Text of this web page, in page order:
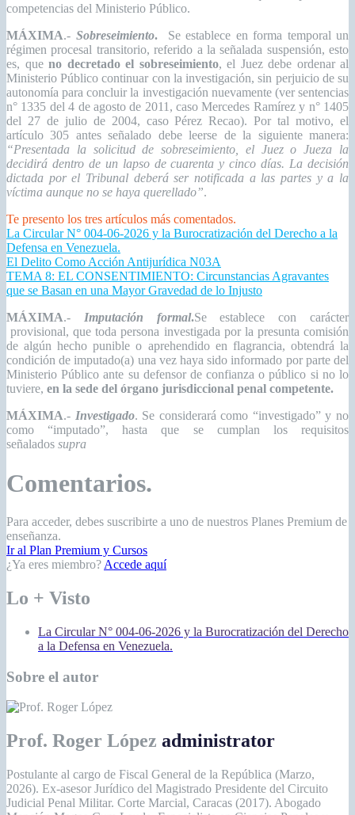
competencias del Ministerio Público.
MÁXIMA.- Sobreseimiento.Se establece en forma temporal un
régimen procesal transitorio, referido a la señalada suspensión, esto
es, que no decretado el sobreseimiento, el Juez debe ordenar al
Ministerio Público continuar con la investigación, sin perjuicio de su
autonomía para concluir la investigación nuevamente (ver sentencias
n° 1335 del 4 de agosto de 2011, caso Mercedes Ramírez y n° 1405
del 27 de julio de 2004, caso Pérez Recao). Por tal motivo, el
artículo 305 antes señalado debe leerse de la siguiente manera:
“Presentada la solicitud de sobreseimiento, el Juez o Jueza la
decidirá dentro de un lapso de cuarenta y cinco días. La decisión
dictada por el Tribunal deberá ser notificada a las partes y a la
víctima aunque no se haya querellado”.
Te presento los tres artículos más comentados.
La Circular N° 004-06-2026 y la Burocratización del Derecho a la
Defensa en Venezuela.
El Delito Como Acción Antijurídica N03A
TEMA 8: EL CONSENTIMIENTO: Circunstancias Agravantes
que se Basan en una Mayor Gravedad de lo Injusto
MÁXIMA.- Imputación formal.Se establece con carácter
provisional, que toda persona investigada por la presunta comisión
de algún hecho punible o aprehendido en flagrancia, obtendrá la
condición de imputado(a) una vez haya sido informado por parte del
Ministerio Público ante su defensor de confianza o público si no lo
tuviere, en la sede del órgano jurisdiccional penal competente.
MÁXIMA.- Investigado. Se considerará como “investigado” y no
como “imputado”, hasta que se cumplan los requisitos
señalados supra
Comentarios.
Para acceder, debes suscribirte a uno de nuestros Planes Premium de
enseñanza.
Ir al Plan Premium y Cursos
¿Ya eres miembro? Accede aquí
Lo + Visto
La Circular N° 004-06-2026 y la Burocratización del Derecho
a la Defensa en Venezuela.
Sobre el autor
Prof. Roger López administrator
Postulante al cargo de Fiscal General de la República (Marzo,
2026). Ex-asesor Jurídico del Magistrado Presidente del Circuito
Judicial Penal Militar. Corte Marcial, Caracas (2017). Abogado